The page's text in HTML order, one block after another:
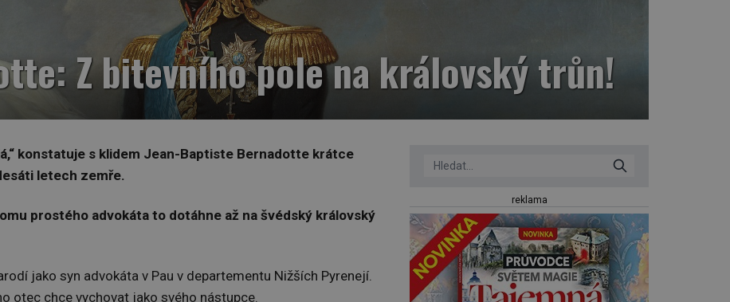
Z bitevního pole na královský trůn!
konstatuje s klidem Jean-Baptiste Bernadotte krátce
letech zemře.
prostého advokáta to dotáhne až na švédský královský
jako syn advokáta v Pau v departementu Nižších Pyrenejí.
otec chce vychovat jako svého nástupce.
reklama